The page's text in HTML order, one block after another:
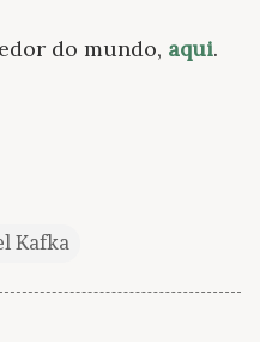
do mundo, aqui.
Kafka